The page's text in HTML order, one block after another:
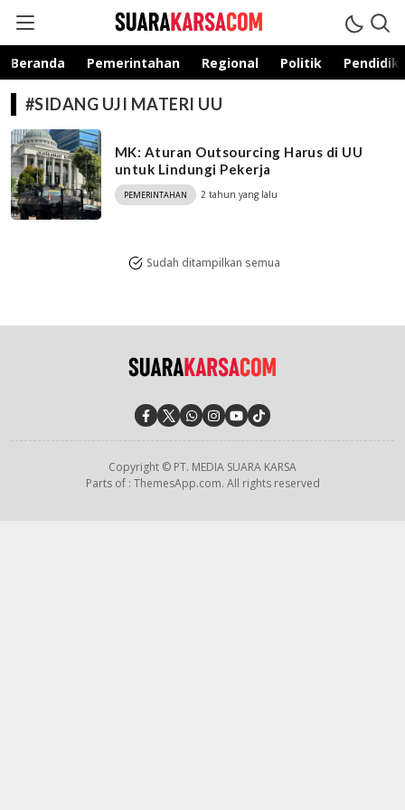
suarakarsa.com
Informasi terpercaya
Beranda Pemerintahan Regional Politik
#SIDANG UJI MATERI UU
MK: Aturan Outsourcing Harus di UU
untuk Lindungi Pekerja
PEMERINTAHAN 2 tahun yang lalu
Sudah ditampilkan semua
Copyright © PT. MEDIA SUARA KARSA
Parts of : ThemesApp.com. All rights reserved